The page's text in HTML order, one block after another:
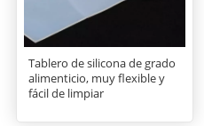
Tablero de silicona de grado
alimenticio, muy flexible y
fácil de limpiar